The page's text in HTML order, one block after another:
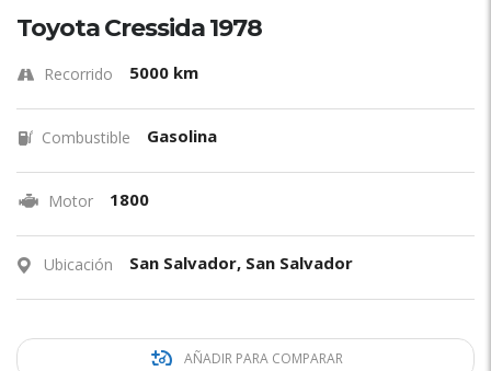
Toyota Cressida 1978
Recorrido 5000 km
Combustible Gasolina
Motor 1800
Ubicación San Salvador, San Salvador
AÑADIR PARA COMPARAR